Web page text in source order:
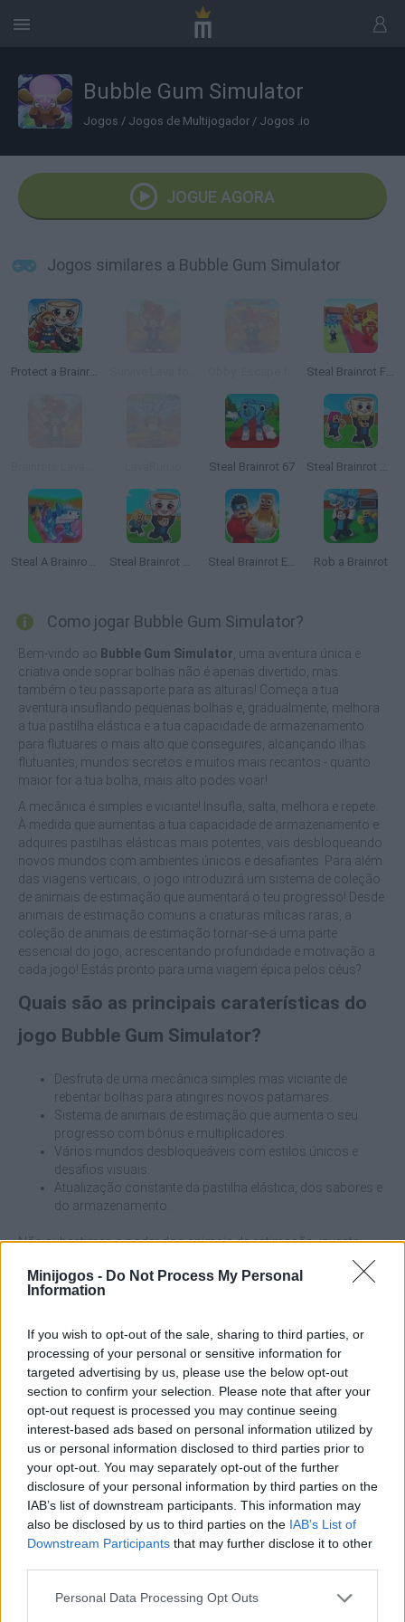
Minijogos - Do Not Process My Personal
Information
If you wish to opt-out of the sale, sharing to third parties, or
processing of your personal or sensitive information for
targeted advertising by us, please use the below opt-out
section to confirm your selection. Please note that after your
opt-out request is processed you may continue seeing
interest-based ads based on personal information utilized by
us or personal information disclosed to third parties prior to
your opt-out. You may separately opt-out of the further
disclosure of your personal information by third parties on the
IAB’s list of downstream participants. This information may
also be disclosed by us to third parties on the IAB’s List of
Downstream Participants that may further disclose it to other
Personal Data Processing Opt Outs
Bubble Gum Simulator
Jogos / Jogos de Multijogador / Jogos .io
JOGUE AGORA
Jogos similares a Bubble Gum Simulator
Protect a Brainrot Steal Brainrot From Bosses
Steal Brainrot 67 Steal Brainrot Duel
Steal A Brainrot Original 3D Steal Brainrot Arena Steal Brainrot Eggs Rob a Brainrot
Como jogar Bubble Gum Simulator?
Bem-vindo ao Bubble Gum Simulator , uma aventura única e
criativa onde soprar bolhas não é apenas divertido, mas
também o teu passaporte para as alturas! Começa a tua
aventura insuflando pequenas bolhas e, gradualmente, melhora
a tua pastilha elástica e a tua capacidade de armazenamento
para flutuares o mais alto que conseguires, alcançando ilhas
flutuantes, mundos secretos e muitos mais recantos - quanto
maior for a tua bolha, mais alto podes voar!
A mecânica é simples e viciante! Insufla, salta, melhora e repete.
À medida que aumentas a tua capacidade de armazenamento e
adquires pastilhas elásticas mais potentes, vais desbloqueando
novos mundos com ambientes únicos e desafiantes. Para além
das viagens verticais, o jogo introduzirá um sistema de coleção
de animais de estimação que aumentará o teu progresso! Desde
animais de estimação comuns a criaturas míticas raras, a
coleção de animais de estimação tornar-se-á uma parte
essencial do jogo, acrescentando profundidade e motivação a
cada jogo! Estás pronto para uma viagem épica pelos céus?
Quais são as principais caraterísticas do
jogo Bubble Gum Simulator?
Desfruta de uma mecânica simples mas viciante de
rebentar bolhas para atingires novos patamares.
Sistema de animais de estimação que aumenta o seu
progresso com bónus e multiplicadores.
Vários mundos desbloqueáveis com estilos únicos e
desafios visuais.
Atualização constante da pastilha elástica, dos sabores e
do armazenamento.
Não subestimes o poder dos animais de estimação, investe
cedo na incubação de ovos para ganhares companheiros que te
levarão rapidamente a mundos mais altos e mais valiosos! O
segredo é combinar uma boa bolha com os aliados certos. Boa
Quem criou o Bubble Gum Simulator?
Este jogo foi desenvolvido pela Rumble Studios.
Etiquetas
JOGOS DE AVENTURAS
JOGOS DE AÇÃO
JOGOS DE GERENCIAMENTO